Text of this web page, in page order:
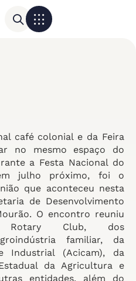
café colonial e da Feira
no mesmo espaço do
a Festa Nacional do
julho próximo, foi o
que aconteceu nesta
de Desenvolvimento
O encontro reuniu
Rotary Club, dos
familiar, da
Industrial (Acicam), da
da Agricultura e
entidades, além do